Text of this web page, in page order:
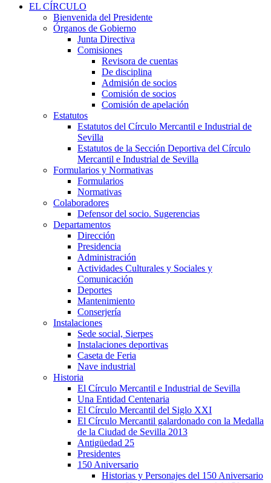
EL CÍRCULO
Bienvenida del Presidente
Órganos de Gobierno
Junta Directiva
Comisiones
Revisora de cuentas
De disciplina
Admisión de socios
Comisión de socios
Comisión de apelación
Estatutos
Estatutos del Círculo Mercantil e Industrial de
Sevilla
Estatutos de la Sección Deportiva del Círculo
Mercantil e Industrial de Sevilla
Formularios y Normativas
Formularios
Normativas
Colaboradores
Defensor del socio. Sugerencias
Departamentos
Dirección
Presidencia
Administración
Actividades Culturales y Sociales y
Comunicación
Deportes
Mantenimiento
Conserjería
Instalaciones
Sede social, Sierpes
Instalaciones deportivas
Caseta de Feria
Nave industrial
Historia
El Círculo Mercantil e Industrial de Sevilla
Una Entidad Centenaria
El Círculo Mercantil del Siglo XXI
El Círculo Mercantil galardonado con la Medalla
de la Ciudad de Sevilla 2013
Antigüedad 25
Presidentes
150 Aniversario
Historias y Personajes del 150 Aniversario